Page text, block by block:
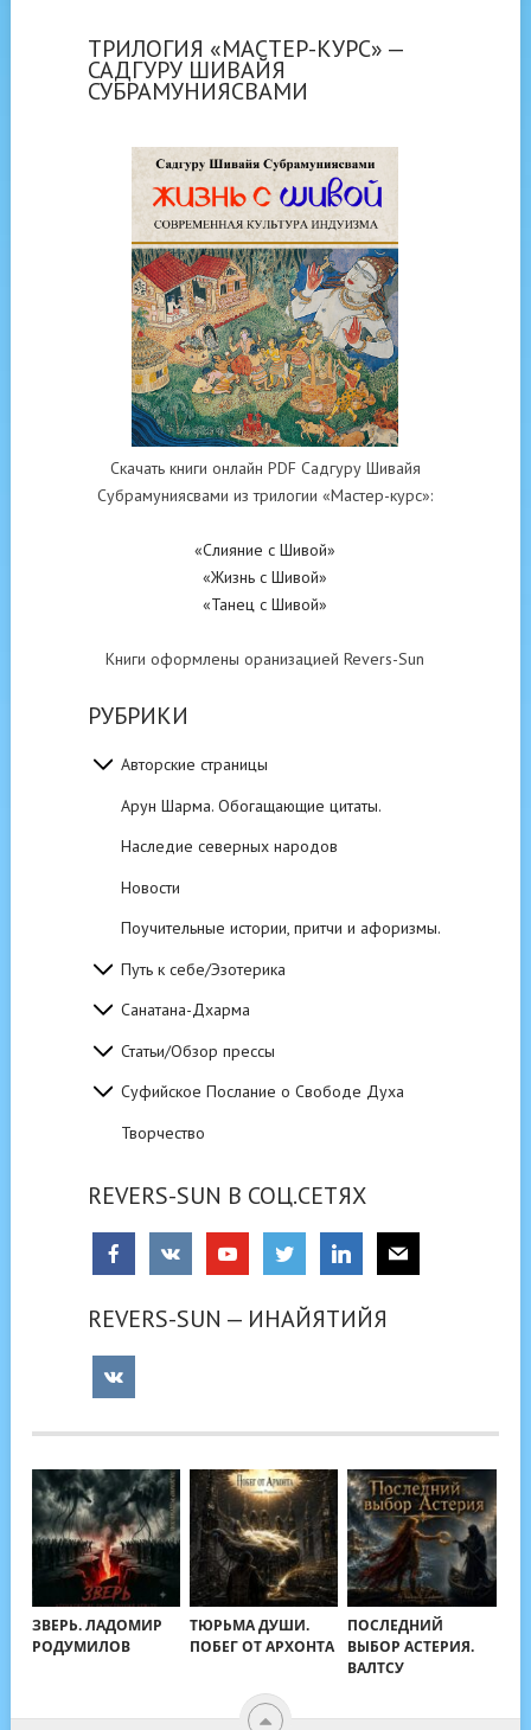
ТРИЛОГИЯ «МАСТЕР-КУРС» —
САДГУРУ ШИВАЙЯ
СУБРАМУНИЯСВАМИ
Скачать книги онлайн PDF Садгуру Шивайя
Субрамуниясвами из трилогии «Мастер-курс»:
«Слияние с Шивой»
«Жизнь с Шивой»
«Танец с Шивой»
Книги оформлены оранизацией Revers-Sun
РУБРИКИ
Авторские страницы
Арун Шарма. Обогащающие цитаты.
Наследие северных народов
Новости
Поучительные истории, притчи и афоризмы.
Путь к себе/Эзотерика
Санатана-Дхарма
Статьи/Обзор прессы
Суфийское Послание о Свободе Духа
Творчество
REVERS-SUN В СОЦ.СЕТЯХ
REVERS-SUN — ИНАЙЯТИЙЯ
ЗВЕРЬ. ЛАДОМИР
РОДУМИЛОВ
ТЮРЬМА ДУШИ.
ПОБЕГ ОТ АРХОНТА
ПОСЛЕДНИЙ
ВЫБОР АСТЕРИЯ.
ВАЛТСУ